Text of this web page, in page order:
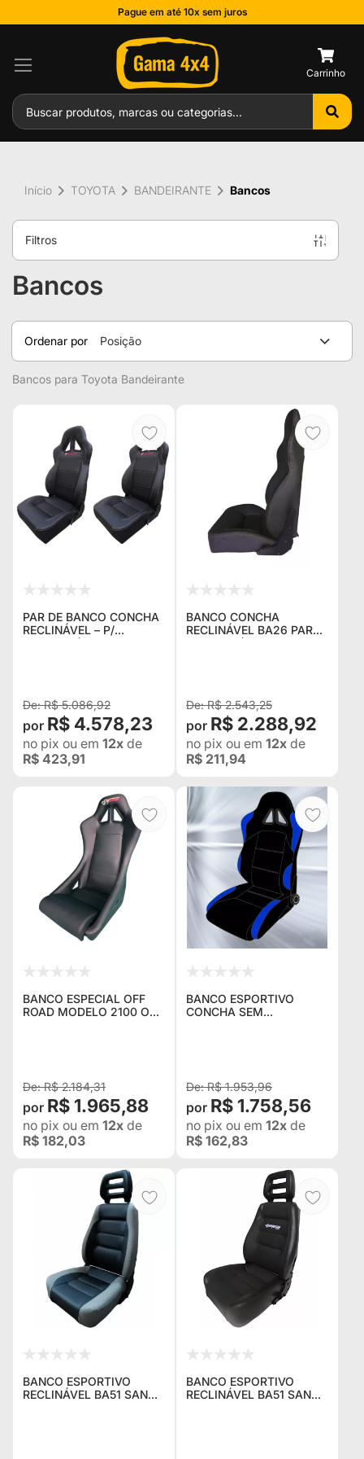
Pague em até 10x sem juros
Bancos
Ordenar por Posição
Bancos para Toyota Bandeirante
PAR DE BANCO CONCHA
RECLINÁVEL – P/
TROLLER (ANOS 2004
R$ 5.086,92
R$ 4.578,23
no pix ou em 12x de
R$ 423,91
BANCO CONCHA
RECLINÁVEL BA26 PARA
TROLLER (ANOS 2004
R$ 2.543,25
R$ 2.288,92
no pix ou em 12x de
R$ 211,94
BANCO ESPECIAL OFF
ROAD MODELO 2100 OFF
R$ 2.184,31
R$ 1.965,88
no pix ou em 12x de
R$ 182,03
BANCO ESPORTIVO
CONCHA SEM
OS VEÍR$ 1.953,96
R$ 1.758,56
no pix ou em 12x de
R$ 162,83
BANCO ESPORTIVO
RECLINÁVEL BA51 SAN
BANCO ESPORTIVO
RECLINÁVEL BA51 SAN
Início TOYOTA BANDEIRANTE Bancos
Filtros